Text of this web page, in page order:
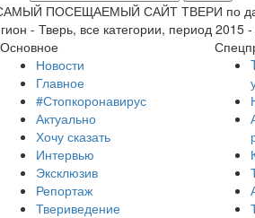
ПОСЕЩАЕМЫЙ САЙТ ТВЕРИ по
- Тверь, все категории, период 2015
Основное
Новости
Главное
#Стопкоронавирус
Актуально
Хочу сказать
Интервью
Эксклюзив
Репортаж
Твериведение